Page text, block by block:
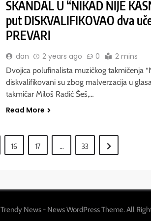
SKANDAL U “NIKAD NIJE
put DISKVALIFIKOVAO dva
PREVARI
dan 2 years ago 0 2 mins
Dvojica polufinalista muzičkog takmičenja
diskvalifikovani su zbog malverzacija u
takmičar Miloš Radić Šeš,…
Read More
16 17 33
Trendy News - News WordPress Theme. All